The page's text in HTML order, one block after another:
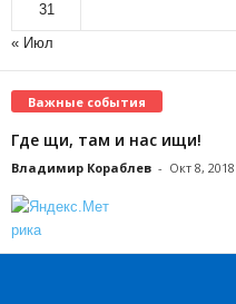
31
« Июл
Важные события
Где щи, там и нас ищи!
Владимир Кораблев - Окт 8, 2018